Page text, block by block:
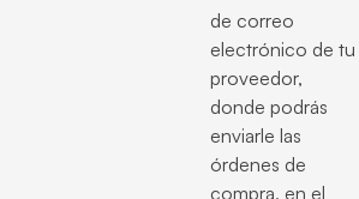
de correo
electrónico de tu
proveedor,
donde podrás
enviarle las
órdenes de
compra, en el